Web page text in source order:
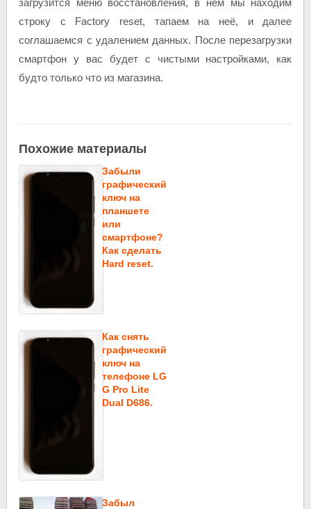
загрузится меню восстановления, в нём мы находим
строку с Factory reset, тапаем на неё, и далее
соглашаемся с удалением данных. После перезагрузки
смартфон у вас будет с чистыми настройками, как
будто только что из магазина.
Похожие материалы
Забыли
графический
ключ на
планшете
или
смартфоне?
Как сделать
Hard reset.
Как снять
графический
ключ на
телефоне LG
G Pro Lite
Dual D686.
Забыл